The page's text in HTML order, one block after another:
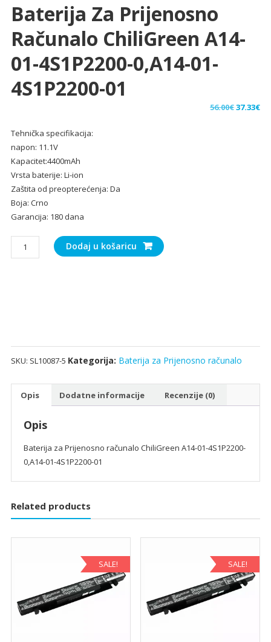
Baterija Za Prijenosno
Računalo ChiliGreen A14-
01-4S1P2200-0,A14-01-
4S1P2200-01
56.00€Izvorna
37.33€
Tehnička specifikacija:
napon: 11.1V
Kapacitet:4400mAh
Vrsta baterije: Li-ion
Zaštita od preopterećenja: Da
Boja: Crno
Garancija: 180 dana
Baterija
za
01-
4S1P2200-
Dodaj u košaricu
SKU: SL10087-5 Kategorija: Baterija za Prijenosno računalo
Opis Dodatne informacije Recenzije (0)
Opis
Baterija za Prijenosno računalo ChiliGreen A14-01-4S1P2200-
0,A14-01-4S1P2200-01
Related products
SALE! SALE!